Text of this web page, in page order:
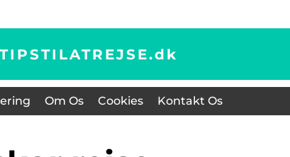
TIPSTILATREJSE.dk
Om Os Cookies Kontakt Os